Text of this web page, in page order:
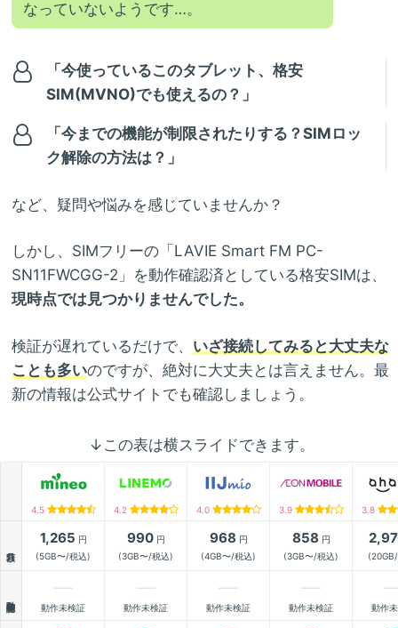
なっていないようです…。
「今使っているこのタブレット、格安
SIM(MVNO)でも使えるの？」
「今までの機能が制限されたりする？SIMロッ
ク解除の方法は？」
など、疑問や悩みを感じていませんか？
しかし、SIMフリーの「LAVIE Smart FM PC-
SN11FWCGG-2」を動作確認済としている格安SIMは、
現時点では見つかりませんでした。
検証が遅れているだけで、 いざ接続してみると大丈夫な
ことも多いのですが、絶対に大丈夫とは言えません。最
新の情報は公式サイトでも確認しましょう。
↓この表は横スライドできます。
4.5 4.2 4.0 3.9 3.8
1,265 円
(5GB〜/税込)
990円
(3GB〜/税込)
968 円
(4GB〜/税込)
858 円
(3GB〜/税込)
動作未検証 動作未検証 動作未検証 動作未検証 動作